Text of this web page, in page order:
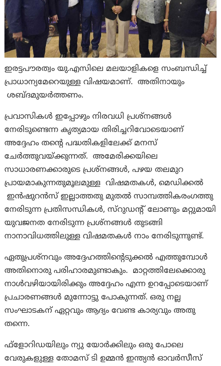
ഇരട്ടപൗരത്വം യു.എസിലെ മലയാളികളെ സംബന്ധിച്ച്
പ്രാധാന്യമേറെയുള്ള വിഷയമാണ്. അതിനായും
ശബ്ദമുയർത്തണം.
പ്രവാസികൾ ഇപ്പോഴും നിരവധി പ്രശ്‌നങ്ങൾ
നേരിടുണ്ടെന്ന കൃത്യമായ തിരിച്ചറിവോടെയാണ്
അദ്ദേഹം തന്റെ പദ്ധതികളിലേക്ക് മനസ്
ചേർത്തുവയ്ക്കുന്നത്. അമേരിക്കയിലെ
സാധാരണക്കാരുടെ പ്രശ്‌നങ്ങൾ, പഴയ തലമുറ
പ്രായമാകുന്നതുമൂലമുള്ള വിഷമതകൾ, മെഡിക്കൽ
ഇൻഷുറൻസ് ഇല്ലാത്തതു മുതൽ സാമ്പത്തികരംഗത്തു
നേരിടുന്ന പ്രതിസന്ധികൾ, സ്‌റുഡന്റ് ലോണും മറ്റുമായി
യുവജനത നേരിടുന്ന പ്രശ്‌നങ്ങൾ തുടങ്ങി
നാനാവിധത്തിലുള്ള വിഷമതകൾ നാം നേരിടുന്നുണ്ട്.
ഏതുപ്രശ്‌നവും അദ്ദേഹത്തിന്റെടുക്കൽ എത്തുമ്പോൾ
അതിനൊരു പരിഹാരമുണ്ടാകും. മാറ്റത്തിലേക്കൊരു
നാൾവഴിയായിരിക്കും അദ്ദേഹം എന്ന ഉറപ്പോടെയാണ്
പ്രചാരണങ്ങൾ മുന്നോട്ടു പോകുന്നത്. ഒരു നല്ല
സംഘാടകന് ഏറ്റവും ആദ്യം വേണ്ട കാര്യവും അതു
തന്നെ.
ഫ്ളോറിഡയിലും ന്യു യോർക്കിലും ഒരു പോലെ
വേരുകളുള്ള തോമസ് ടി ഉമ്മൻ ഇന്ത്യൻ ഓവർസീസ്